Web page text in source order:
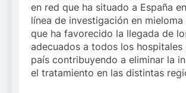
en red que ha situado a España
línea de investigación en
que ha favorecido la llegada de
adecuados a todos los hospitales
país contribuyendo a eliminar la
el tratamiento en las distintas